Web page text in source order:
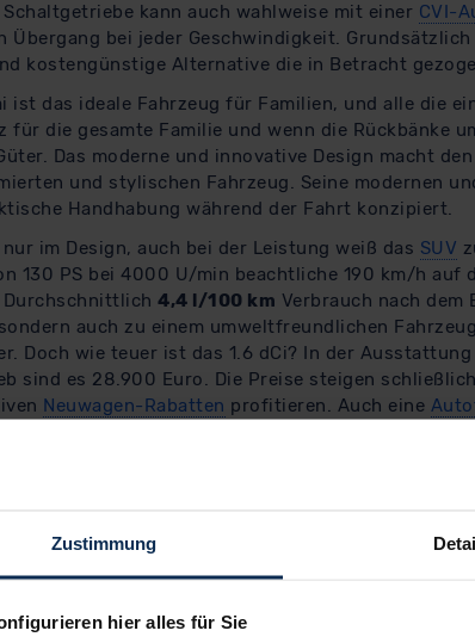
Zustimmung
hier alles für Sie
Schaltgetriebe kann auch wahlweise mit einer CVI-
Übergang bei jeder Geschwindigkeit.
kostengünstige Alternative die in Betracht
ist das ideale Fahrzeug für Familien, und alle die
für die gesamte Familie und wenn die Rückbänke
Das moderne und innovative Design macht
und stylischen Fahrzeug. Seine modernen
Handhabung während der Fahrt konzipiert.
im Design, auch bei der Leistung weiß das SUV
130 PS bei 4000 U/min beachtliche 190 km/h
Durchschnittlich 4,4 l/100 km Verbrauch nach dem
auch zu einem umweltfreundlichen
Doch wie teuer ist das 1.6 dCi? In der Ausstattung
sind es 28.900 Euro. Die Preise steigen
Neuwagen-Rabatten profitieren. Auch eine
und als Neuwagen ein
überzeugt als neuer und als gebrauchter Wagen
und optimiertes Design. Seine hohe
der zur Verfügung steht machen dieses Auto
gehört deswegen nicht ohne Grund zu einem
ist er mit Anschaffungskosten von unter 50.000
Option für den modernen Autofahrer von